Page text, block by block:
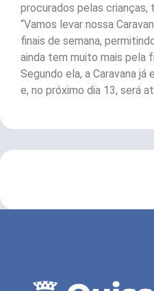
procurados pelas crianças,
“Vamos levar nossa
finais de semana,
ainda tem muito mais pela
Segundo ela, a Caravana
e, no próximo dia 13, será